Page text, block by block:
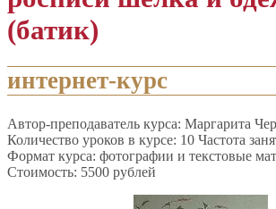
(батик)
интернет-курс
Автор-преподаватель курса: Маргарита
Количество уроков в курсе: 10 Частота
Формат курса: фотографии и текстовые
Стоимость: 5500 рублей